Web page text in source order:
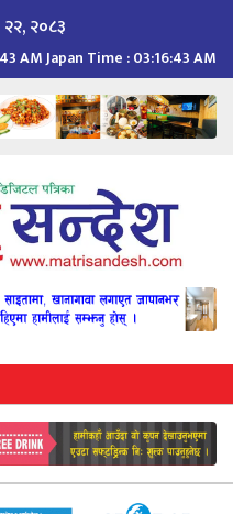
२०८३
AMJapan Time :03:16:44 AM